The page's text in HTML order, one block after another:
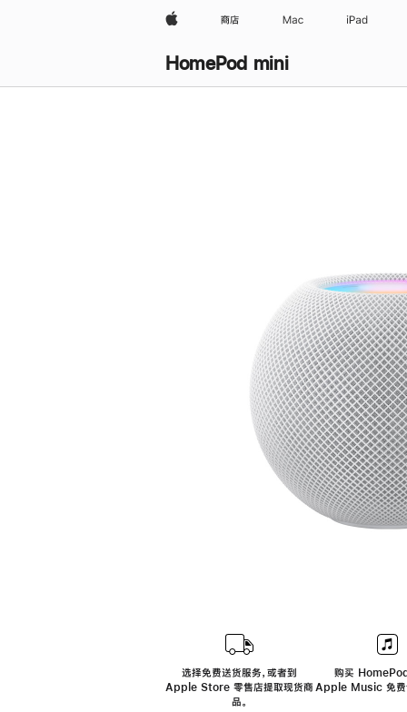
Apple 商店 Mac iPad
HomePod mini
选择免费送货服务，或者到
Apple Store 零售店提取现货商
品。
购买
Apple Music 免费